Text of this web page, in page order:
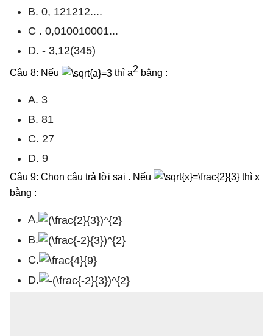
B. 0, 121212....
C . 0,010010001...
D. - 3,12(345)
Câu 8: Nếu thì a2 bằng :
A. 3
B. 81
C. 27
D. 9
Câu 9: Chọn câu trả lời sai . Nếu
thì x
bằng :
A.
B.
C.
D.